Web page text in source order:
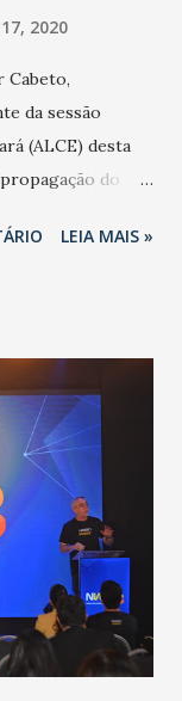
2020
Cabeto,
da sessão
(ALCE) desta
do
da
vivendo uma
anos, com
H1N1. Trata-se
um poder de
apontou o
chance de
risco à
saber fazer a
so...
LEIA MAIS »